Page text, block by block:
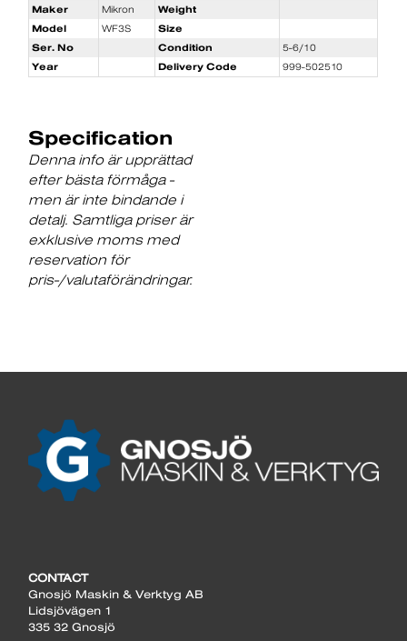
Maker Mikron
Weight
Model
WF3S
Size
Ser. No
Condition
5-6/10
Year
Delivery Code 999-502510
Specification
Denna info är upprättad
efter bästa förmåga -
men är inte bindande i
detalj. Samtliga priser är
exklusive moms med
reservation för
pris-/valutaförändringar.
CONTACT
Gnosjö Maskin & Verktyg AB
Lidsjövägen 1
335 32 Gnosjö